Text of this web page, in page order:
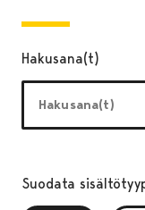
Hakusana(t)
Suodata